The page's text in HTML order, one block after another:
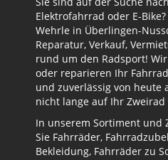
Elektrofahrrad oder E-
Wehrle in Überlingen-
Reparatur, Verkauf,
rund um den Radsport!
oder reparieren Ihr
und zuverlässig von heute
nicht lange auf Ihr
In unserem Sortiment und
Sie Fahrräder,
Bekleidung, Fahrräder zu